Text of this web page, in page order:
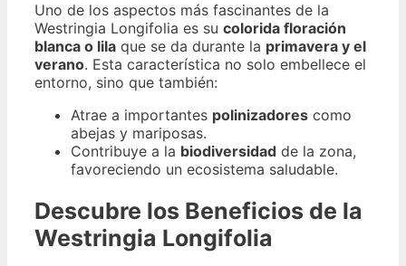
Uno de los aspectos más fascinantes de la
Westringia Longifolia es su colorida floración
blanca o lila que se da durante la primavera y el
verano. Esta característica no solo embellece el
entorno, sino que también:
Atrae a importantes polinizadores como
abejas y mariposas.
Contribuye a la biodiversidad de la zona,
favoreciendo un ecosistema saludable.
Descubre los Beneficios de la
Westringia Longifolia